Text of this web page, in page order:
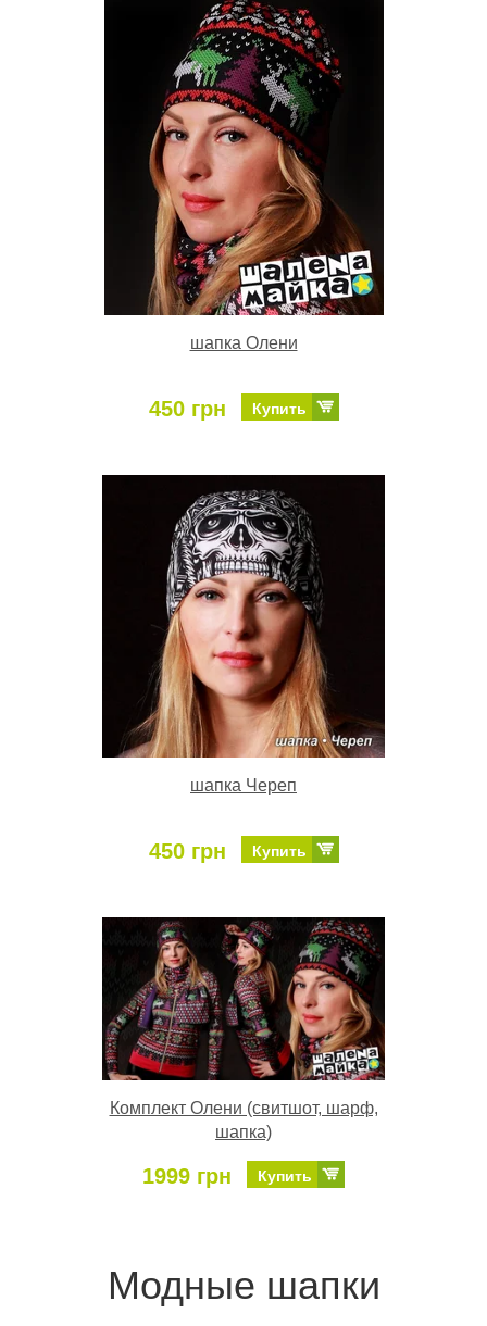
шапка Олени
450 грн Купить
шапка Череп
450 грн Купить
Комплект Олени (свитшот, шарф,
шапка)
1999 грн Купить
Модные шапки